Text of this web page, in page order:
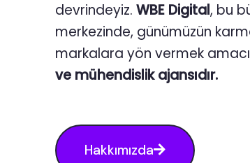
devrindeyiz.WBE Digital, bu
merkezinde, günümüzün
markalara yön vermek
ve mühendislik ajansıdır.
Hakkımızda